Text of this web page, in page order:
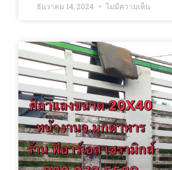
ธันวาคม 14, 2024 ไม่มีความเห็น